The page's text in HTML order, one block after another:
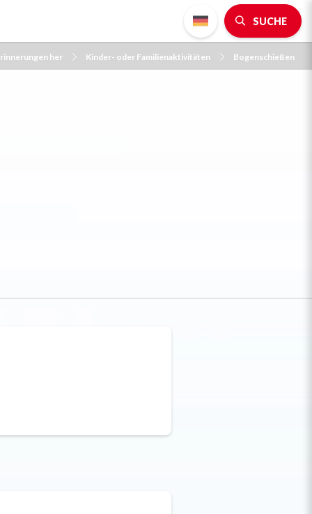
SUCHE
her Kinder- oder Familienaktivitäten Bogenschießen